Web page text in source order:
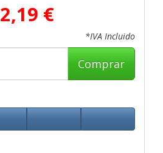
2,19 €
*IVA Incluido
Comprar